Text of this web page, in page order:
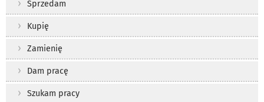
Sprzedam
Kupię
Zamienię
Dam pracę
Szukam pracy